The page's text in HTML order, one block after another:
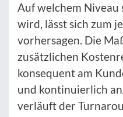
Auf welchem Niveau
wird, lässt sich zum
vorhersagen. Die
zusätzlichen
konsequent am
und kontinuierlich
verläuft der